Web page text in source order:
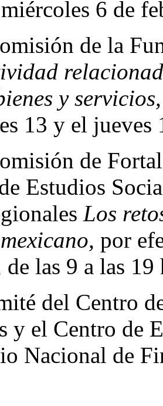
6 de
de la
y servicios,
13 y el jueves
de
Estudios
Los
por
las 9 a las 19
del Centro
y el Centro de
Nacional de